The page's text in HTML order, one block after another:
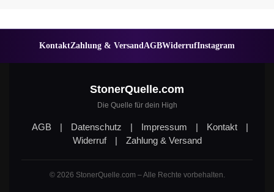
KontaktZahlung & VersandAGBWiderrufInstagram
StonerQuelle.com
Die Quelle für dein High
AGB | Datenschutz | Impressum | Kontakt
|
Widerruf
| Zahlung & Versand
© 2026 StonerQuelle.com – Alle Rechte vorbehalten.